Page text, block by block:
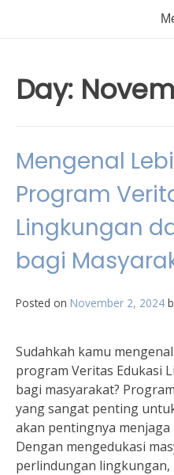
Day:
Mengenal
Program
Lingkungan
bagi
Posted on November 2, 2024
Sudahkah kamu
program Veritas Edukasi
bagi masyarakat?
yang sangat penting
akan pentingnya
Dengan mengedukasi
perlindungan